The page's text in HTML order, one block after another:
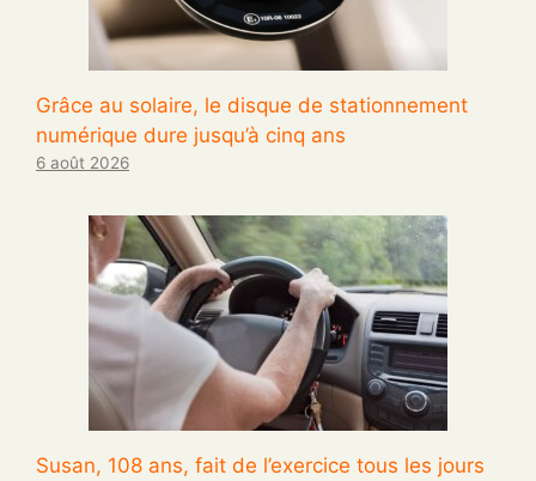
Grâce au solaire, le disque de stationnement
numérique dure jusqu’à cinq ans
6 août 2026
Susan, 108 ans, fait de l’exercice tous les jours